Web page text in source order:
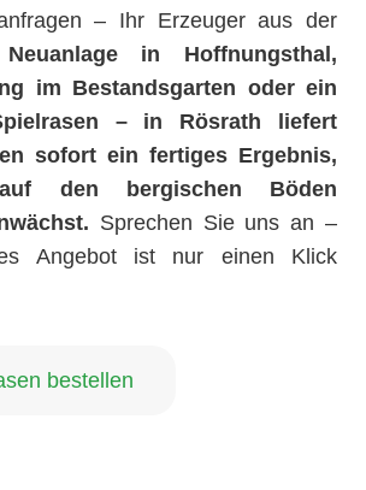
– Ihr Erzeuger aus der
in Hoffnungsthal,
im Bestandsgarten oder ein
– in Rösrath liefert
sofort ein fertiges Ergebnis,
den bergischen Böden
Sprechen Sie uns an –
Angebot ist nur einen Klick
bestellen